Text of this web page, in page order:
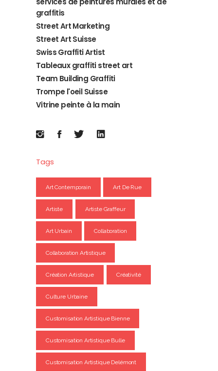
graffitis
Street Art Marketing
Street Art Suisse
Swiss Graffiti Artist
Tableaux graffiti street art
Team Building Graffiti
Trompe l'oeil Suisse
Vitrine peinte à la main
Tags
Art Contemporain Art De Rue
Artiste Artiste Graffeur
Art Urbain Collaboration
Collaboration Artistique
Création Artistique Créativité
Culture Urbaine
Customisation Artistique Bienne
Customisation Artistique Bulle
Customisation Artistique Delémont